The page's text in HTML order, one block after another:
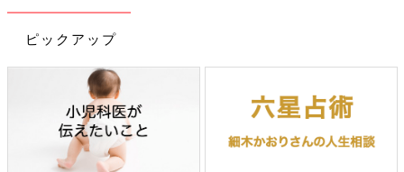
普段描いていない眼鏡を描いている時点で、いつも見てくださっ
ている方には想像がついたかもしれません（笑）（ありがとうご
ざいます！）
『めぁー…とぅー…』は、『ありがとう』ではなく、『めがねと
ピックアップ